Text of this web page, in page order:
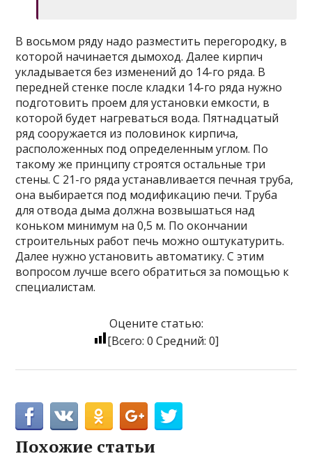
В восьмом ряду надо разместить перегородку, в
которой начинается дымоход. Далее кирпич
укладывается без изменений до 14-го ряда. В
передней стенке после кладки 14-го ряда нужно
подготовить проем для установки емкости, в
которой будет нагреваться вода. Пятнадцатый
ряд сооружается из половинок кирпича,
расположенных под определенным углом. По
такому же принципу строятся остальные три
стены. С 21-го ряда устанавливается печная труба,
она выбирается под модификацию печи. Труба
для отвода дыма должна возвышаться над
коньком минимум на 0,5 м. По окончании
строительных работ печь можно оштукатурить.
Далее нужно установить автоматику. С этим
вопросом лучше всего обратиться за помощью к
специалистам.
Оцените статью:
[Всего: 0 Средний: 0]
Похожие статьи